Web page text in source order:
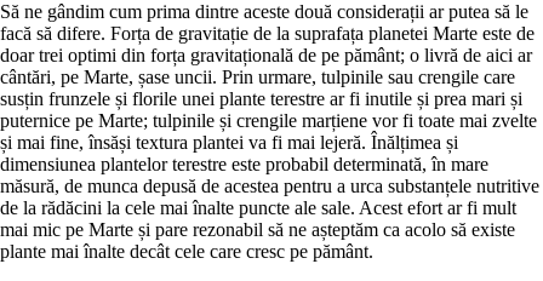
Să ne gândim cum prima dintre aceste două considerații ar putea să le
facă să difere. Forța de gravitație de la suprafața planetei Marte este de
doar trei optimi din forța gravitațională de pe pământ; o livră de aici ar
cântări, pe Marte, șase uncii. Prin urmare, tulpinile sau crengile care
susțin frunzele și florile unei plante terestre ar fi inutile și prea mari și
puternice pe Marte; tulpinile și crengile marțiene vor fi toate mai zvelte
și mai fine, însăși textura plantei va fi mai lejeră. Înălțimea și
dimensiunea plantelor terestre este probabil determinată, în mare
măsură, de munca depusă de acestea pentru a urca substanțele nutritive
de la rădăcini la cele mai înalte puncte ale sale. Acest efort ar fi mult
mai mic pe Marte și pare rezonabil să ne așteptăm ca acolo să existe
plante mai înalte decât cele care cresc pe pământ.